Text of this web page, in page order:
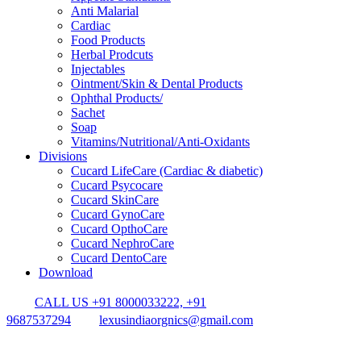
Anti Malarial
Cardiac
Food Products
Herbal Prodcuts
Injectables
Ointment/Skin & Dental Products
Ophthal Products/
Sachet
Soap
Vitamins/Nutritional/Anti-Oxidants
Divisions
Cucard LifeCare (Cardiac & diabetic)
Cucard Psycocare
Cucard SkinCare
Cucard GynoCare
Cucard OpthoCare
Cucard NephroCare
Cucard DentoCare
Download
CALL US +91 8000033222, +91
9687537294
lexusindiaorgnics@gmail.com